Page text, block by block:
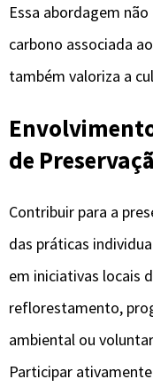
Essa abordagem
carbono associada
também valoriza a
de
Contribuir para a
das práticas
em iniciativas locais
reflorestamento,
ambiental ou
Participar